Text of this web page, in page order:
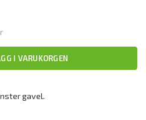
I VARUKORGEN
gavel.